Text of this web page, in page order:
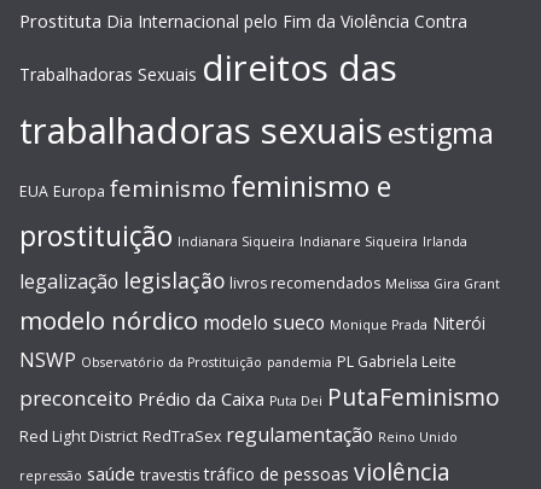
Prostituta Dia Internacional pelo Fim da Violência Contra
Trabalhadoras Sexuais direitos das
trabalhadoras sexuaisestigma
EUA Europa feminismo feminismo e
prostituição Indianara Siqueira Indianare Siqueira Irlanda
legalização legislação livros recomendados Melissa Gira Grant
modelo nórdico modelo sueco Monique Prada Niterói
NSWP Observatório da Prostituição pandemia PL Gabriela Leite
preconceito Prédio da Caixa Puta Dei PutaFeminismo
Red Light District RedTraSex regulamentação Reino Unido
repressão saúde travestis tráfico de pessoas violência